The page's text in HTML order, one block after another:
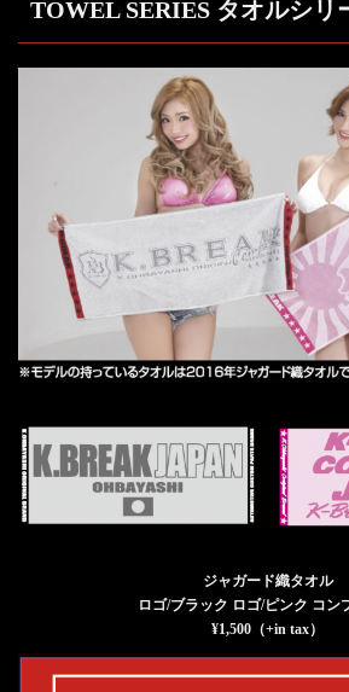
TOWEL SERIES タオルシリ
ジャガード織タオル
ロゴ/ブラック ロゴ/ピンク コン
¥1,500（+in tax）